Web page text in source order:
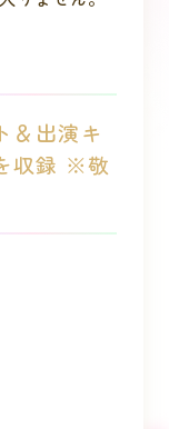
＆出演キ
収録 ※敬